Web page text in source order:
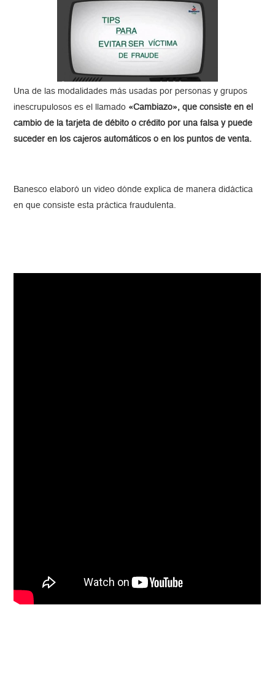
Una de las modalidades más usadas por personas y grupos
inescrupulosos es el llamado «Cambiazo», que consiste en el
cambio de la tarjeta de débito o crédito por una falsa y puede
suceder en los cajeros automáticos o en los puntos de venta.
Banesco elaboró un video dónde explica de manera didáctica
en que consiste esta práctica fraudulenta.